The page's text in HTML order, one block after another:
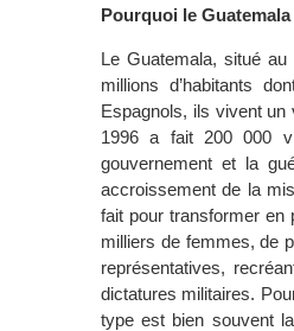
Pourquoi le Guatemala
Le Guatemala, situé
millions d’habitants
Espagnols, ils vivent un
1996 a fait 200 000
gouvernement et la
accroissement de la
fait pour transformer en
milliers de femmes, de
représentatives,
dictatures militaires.
type est bien souvent